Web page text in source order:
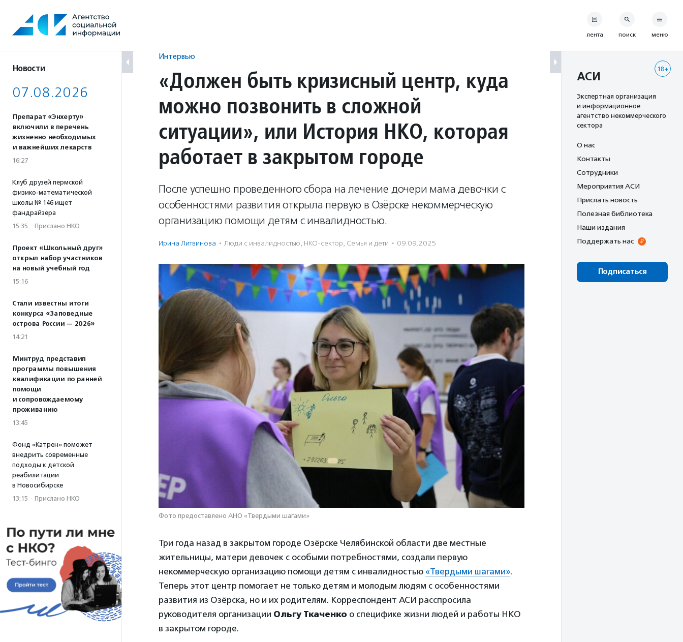
содержанию
Новости
07.08.2026
Препарат «Энхерту»
включили в перечень
жизненно необходимых
и важнейших лекарств
16:27
Клуб друзей пермской
физико-математической
школы № 146 ищет
фандрайзера
15:35 · Прислано НКО
Проект «Школьный друг»
открыл набор участников
на новый учебный год
15:16
Стали известны итоги
конкурса «Заповедные
острова России — 2026»
14:21
Минтруд представил
программы повышения
квалификации по ранней
помощи
и сопровождаемому
проживанию
13:45
Фонд «Катрен» поможет
внедрить современные
подходы к детской
реабилитации
в Новосибирске
13:15 · Прислано НКО
Интервью
«Должен быть кризисный центр, куда
можно позвонить в сложной
ситуации», или История НКО, которая
работает в закрытом городе
После успешно проведенного сбора на лечение дочери мама девочки с
особенностями развития открыла первую в Озёрске некоммерческую
организацию помощи детям с инвалидностью.
Ирина Литвинова · Люди с инвалидностью, НКО-сектор, Семья и дети · 09.09.2025
Фото предоставлено АНО «Твердыми шагами»
Три года назад в закрытом городе Озёрске Челябинской области две местные
жительницы, матери девочек с особыми потребностями, создали первую
некоммерческую организацию помощи детям с инвалидностью «Твердыми шагами».
Теперь этот центр помогает не только детям и молодым людям с особенностями
развития из Озёрска, но и их родителям. Корреспондент АСИ расспросила
руководителя организации Ольгу Ткаченко о специфике жизни людей и работы НКО
в закрытом городе.
лента поиск меню
18+
АСИ
Экспертная организация
и информационное
агентство некоммерческого
сектора
О нас
Контакты
Сотрудники
Мероприятия АСИ
Прислать новость
Полезная библиотека
Наши издания
Поддержать нас
Подписаться